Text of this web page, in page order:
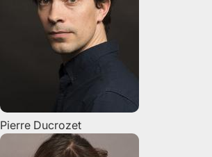
Pierre Ducrozet